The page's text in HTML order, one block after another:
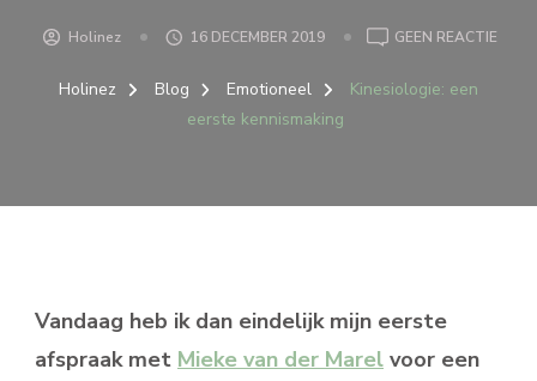
Holinez 16 DECEMBER 2019 GEEN REACTIEOP
Holinez Blog Emotioneel
Kinesiologie: een
eerste kennismaking
Vandaag heb ik dan eindelijk mijn eerste
afspraak met Mieke van der Marel voor een